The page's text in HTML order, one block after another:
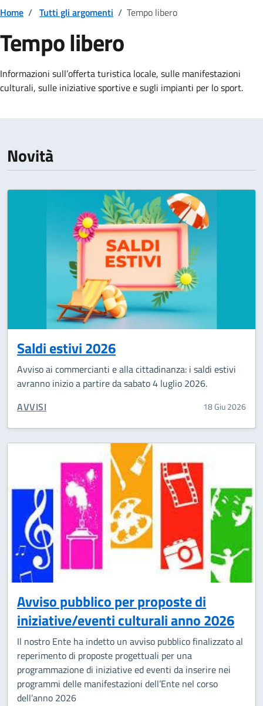
Home / Tutti gli argomenti / Tempo libero
Tempo libero
Dettagli della notizia
Informazioni sull’offerta turistica locale, sulle manifestazioni
culturali, sulle iniziative sportive e sugli impianti per lo sport.
Novità
Saldi estivi 2026
Avviso ai commercianti e alla cittadinanza: i saldi estivi
avranno inizio a partire da sabato 4 luglio 2026.
CATEGORIA CORRELATA:
AVVISI 18 Giu 2026
Avviso pubblico per proposte di
iniziative/eventi culturali anno 2026
Il nostro Ente ha indetto un avviso pubblico finalizzato al
reperimento di proposte progettuali per una
programmazione di iniziative ed eventi da inserire nei
programmi delle manifestazioni dell’Ente nel corso
dell’anno 2026